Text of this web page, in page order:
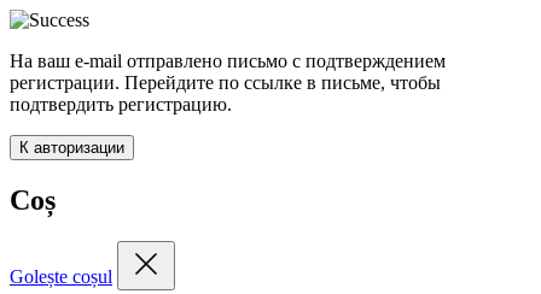
На ваш e-mail отправлено письмо с подтверждением
регистрации. Перейдите по ссылке в письме, чтобы
подтвердить регистрацию.
К авторизации
Coș
Golește coșul